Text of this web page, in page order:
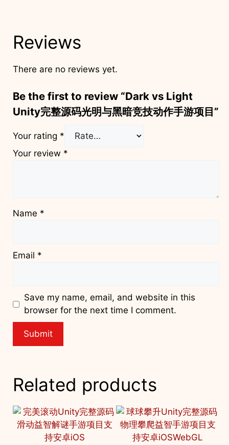
Reviews
There are no reviews yet.
Be the first to review “Dark vs Light
Unity完整源码光明与黑暗竞技动作手游项目”
Your rating *
Your review *
Name *
Email *
Save my name, email, and website in this
browser for the next time I comment.
Related products